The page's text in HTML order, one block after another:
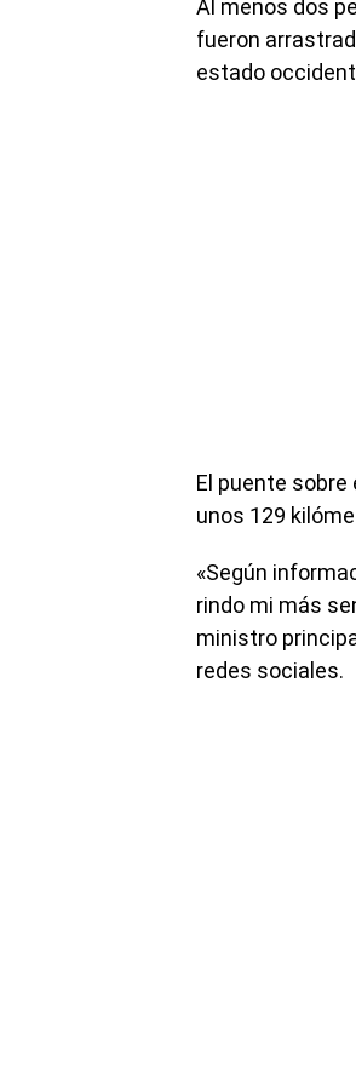
Al menos dos
fueron
estado
El puente sobre
unos 129
«Según
rindo mi más
ministro
redes sociales.